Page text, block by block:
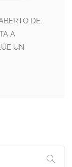
DE
A
UN